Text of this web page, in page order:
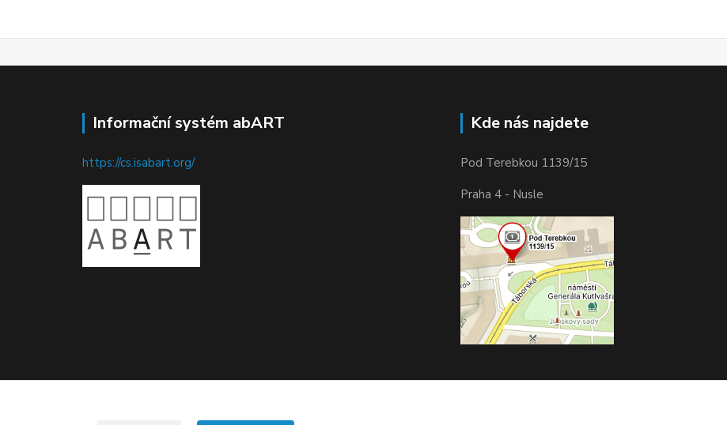
Informační systém abART
https://cs.isabart.org/
Kde nás najdete
Pod Terebkou 1139/15
Praha 4 - Nusle